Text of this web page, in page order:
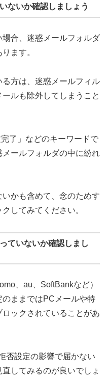
ないか確認しましょう
合、迷惑メールフォルダ
ます。
方は、迷惑メールフィル
ルも除外してしまうこと
了」などのキーワードで
ールフォルダの中に紛れ
かも含めて、念のためす
してみてください。
ていないか確認しまし
、au、SoftBankなど）
ままではPCメールや特
ックされていることがあ
否設定の影響で届かない
してみるのが良いでしょ